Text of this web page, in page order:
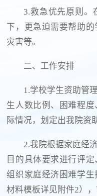
3.救急优先原则。
下，更急迫需要帮助
灾害等。
二、工作安排
1.学校学生资助管
生人数比例、困难程
际情况，划定出我院资
2.我院根据家庭经
目的具体要求进行评
组织家庭经济困难学
材料模板详见附件2）